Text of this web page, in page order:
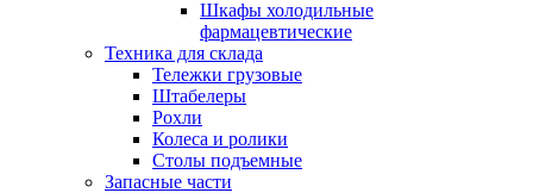
Шкафы холодильные
фармацевтические
Техника для склада
Тележки грузовые
Штабелеры
Рохли
Колеса и ролики
Столы подъемные
Запасные части